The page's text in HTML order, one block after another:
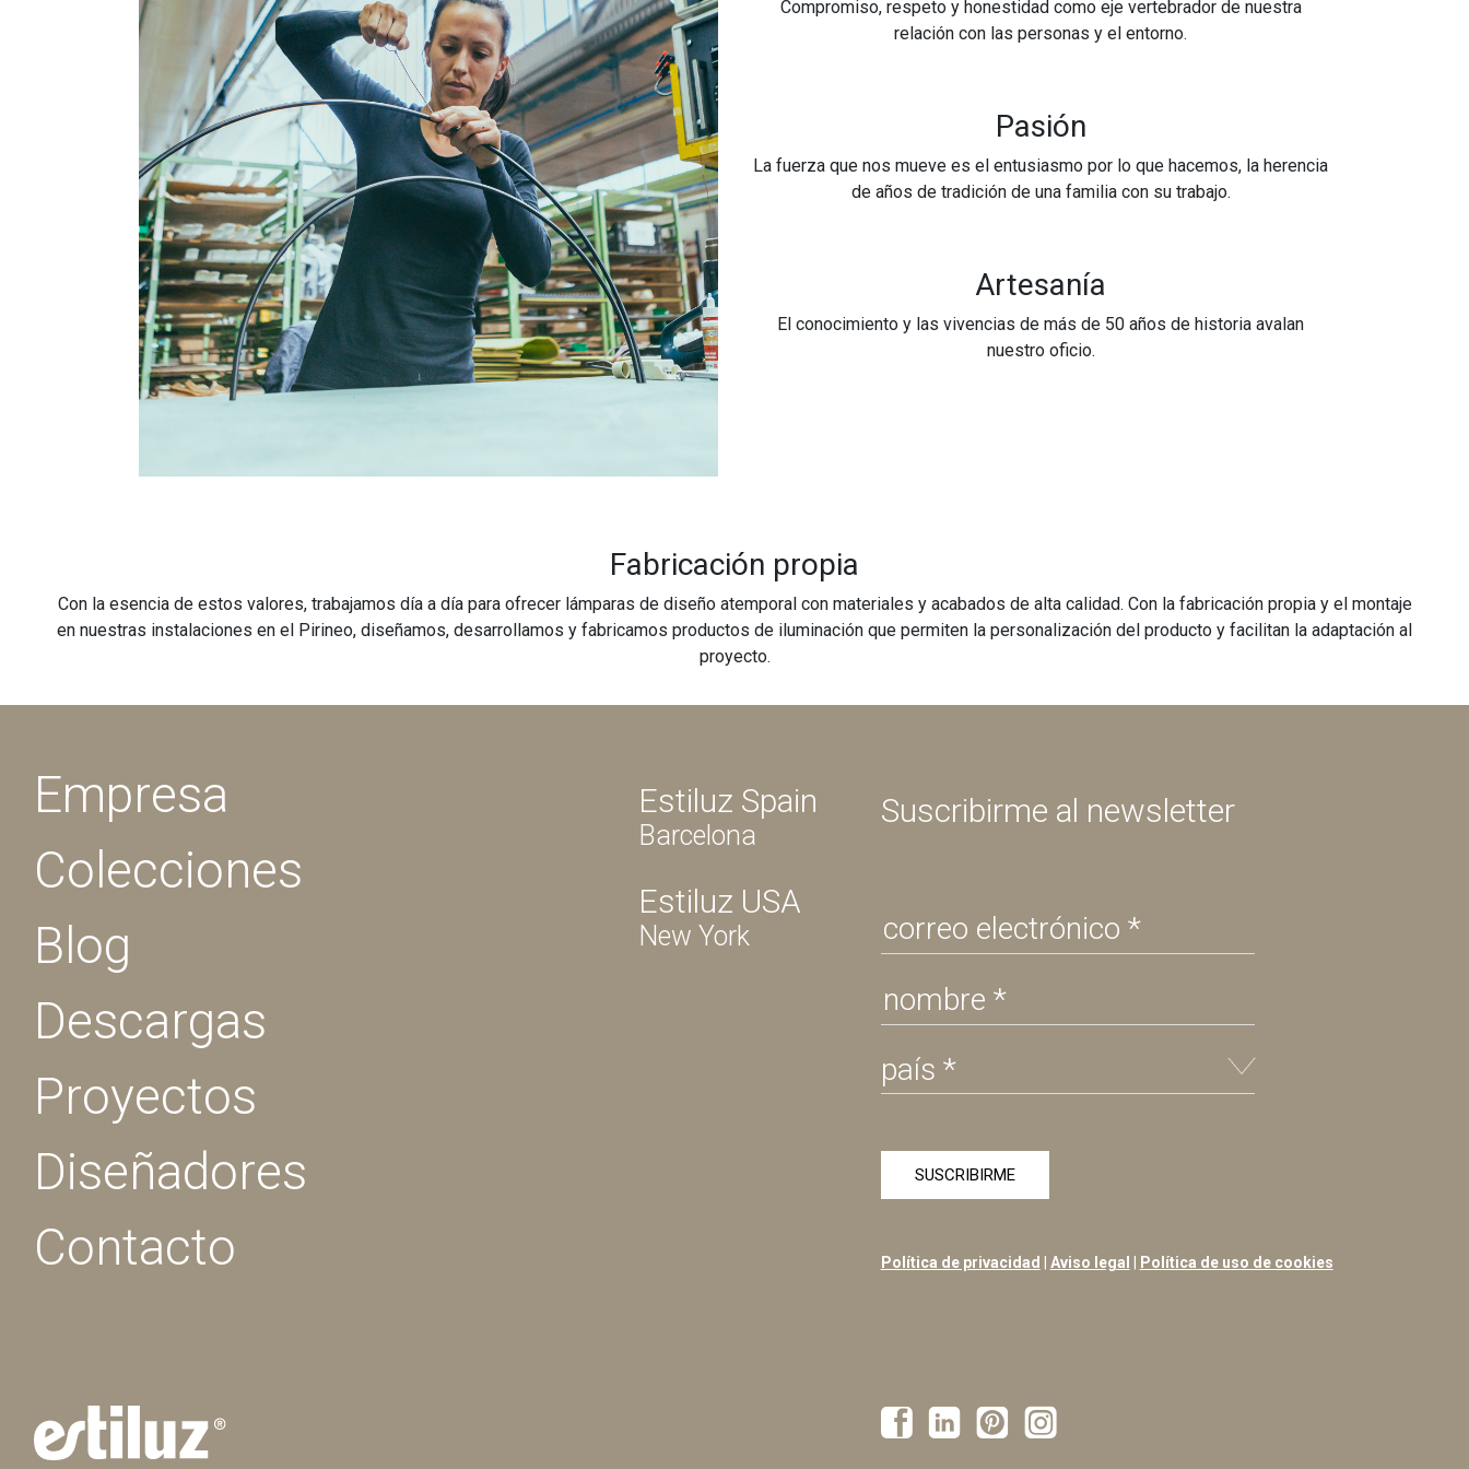
Compromiso, respeto y honestidad como eje vertebrador de nuestra
relación con las personas y el entorno.
Pasión
La fuerza que nos mueve es el entusiasmo por lo que hacemos, la herencia
de años de tradición de una familia con su trabajo.
Artesanía
El conocimiento y las vivencias de más de 50 años de historia avalan
nuestro oficio.
Fabricación propia
Con la esencia de estos valores, trabajamos día a día para ofrecer lámparas de diseño atemporal con materiales y acabados de alta calidad. Con la fabricación propia y el montaje
en nuestras instalaciones en el Pirineo, diseñamos, desarrollamos y fabricamos productos de iluminación que permiten la personalización del producto y facilitan la adaptación al
proyecto.
Empresa
Colecciones
Blog
Descargas
Proyectos
Diseñadores
Contacto
Estiluz Spain
Barcelona
Estiluz USA
New York
Suscribirme al newsletter
Política de privacidad Aviso legal Política de uso de cookies